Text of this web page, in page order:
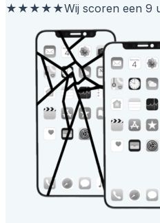
★★★★★Wij scoren een 9